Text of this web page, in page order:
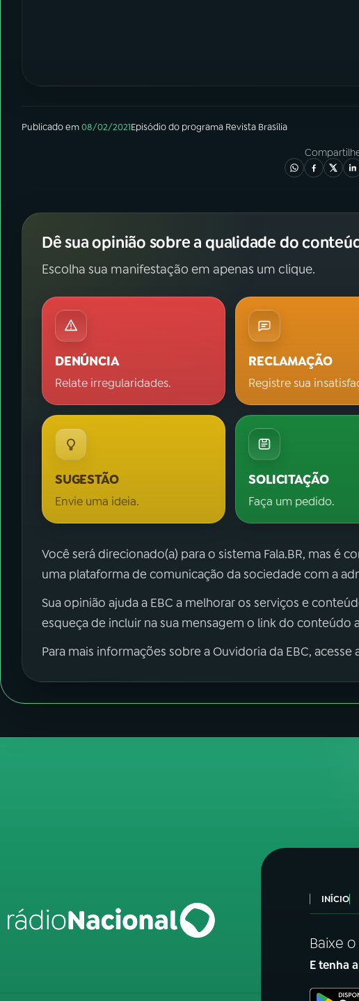
Publicado em08/02/2021Episódiodo programa Revista Brasília
Dê sua opinião sobre a qualidade do
Escolha sua manifestação em apenas um clique.
DENÚNCIA
Relate irregularidades.
RECLAMAÇÃO
Registre sua
SUGESTÃO
Envie uma ideia.
SOLICITAÇÃO
Faça um pedido.
Você será direcionado(a) para o sistema Fala.BR, mas é
uma plataforma de comunicação da sociedade com a
Sua opinião ajuda a EBC a melhorar os serviços e
esqueça de incluir na sua mensagem o link do conteúdo
Para mais informações sobre a Ouvidoria da EBC,
INÍCIO
Baixe
E tenha